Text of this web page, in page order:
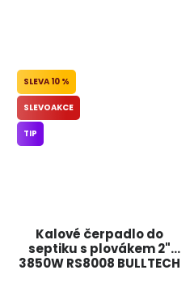
Kalové čerpadlo do
septiku s plovákem 2"
3850W RS8008 BULLTECH
10 %
SLEVOAKCE
TIP